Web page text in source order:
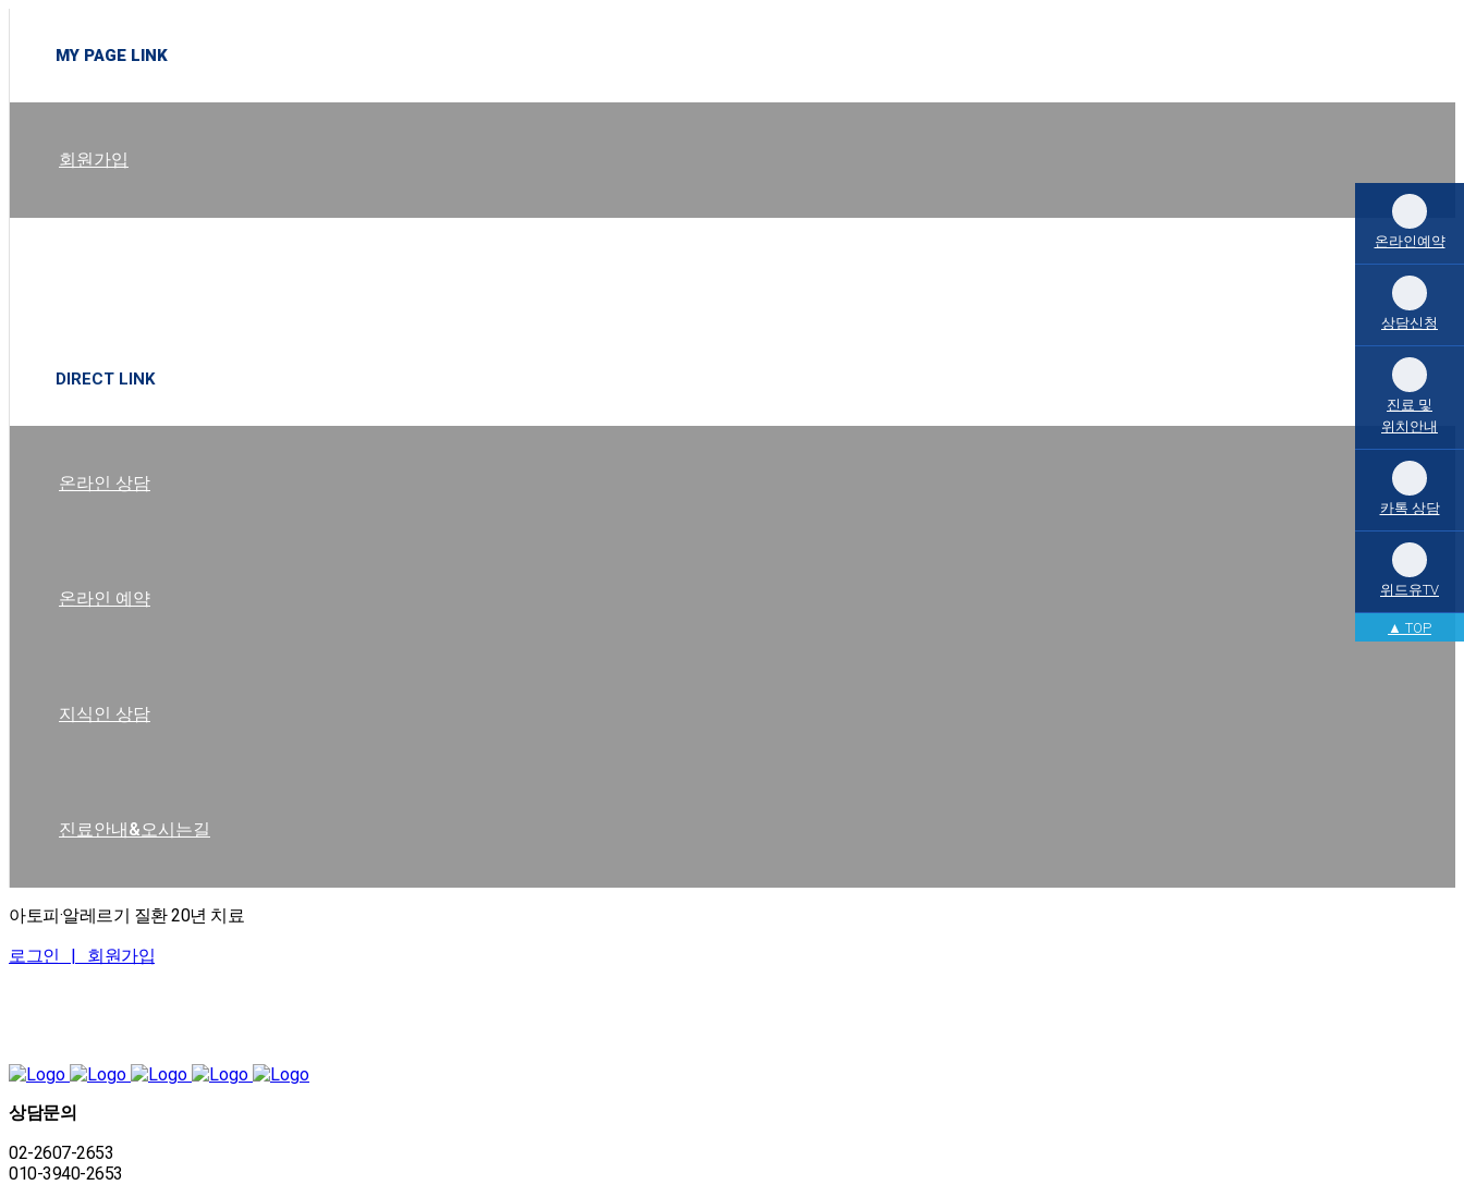
MY PAGE LINK
회원가입
DIRECT LINK
온라인 상담
온라인 예약
지식인 상담
진료안내&오시는길
아토피·알레르기 질환 20년 치료
로그인 | 회원가입
상담문의
02-2607-2653
010-3940-2653
온라인예약
상담신청
진료 및
위치안내
카톡 상담
위드유TV
▲ TOP